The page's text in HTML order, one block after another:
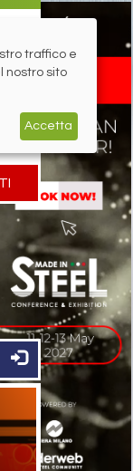
traffico e
nostro sito
Accetta